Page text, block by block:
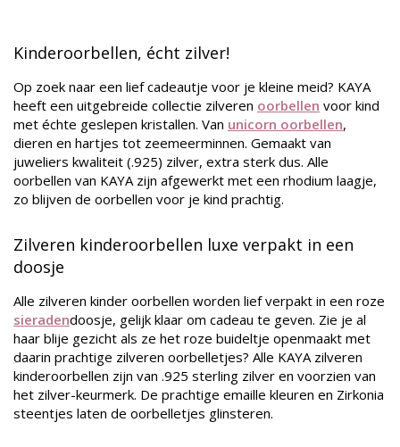
Kinderoorbellen, écht zilver!
Op zoek naar een lief cadeautje voor je kleine meid? KAYA
heeft een uitgebreide collectie zilveren oorbellen voor kind
met échte geslepen kristallen. Van unicorn oorbellen,
dieren en hartjes tot zeemeerminnen. Gemaakt van
juweliers kwaliteit (.925) zilver, extra sterk dus. Alle
oorbellen van KAYA zijn afgewerkt met een rhodium laagje,
zo blijven de oorbellen voor je kind prachtig.
Zilveren kinderoorbellen luxe verpakt in een
doosje
Alle zilveren kinder oorbellen worden lief verpakt in een roze
sieradendoosje, gelijk klaar om cadeau te geven. Zie je al
haar blije gezicht als ze het roze buideltje openmaakt met
daarin prachtige zilveren oorbelletjes? Alle KAYA zilveren
kinderoorbellen zijn van .925 sterling zilver en voorzien van
het zilver-keurmerk. De prachtige emaille kleuren en Zirkonia
steentjes laten de oorbelletjes glinsteren.